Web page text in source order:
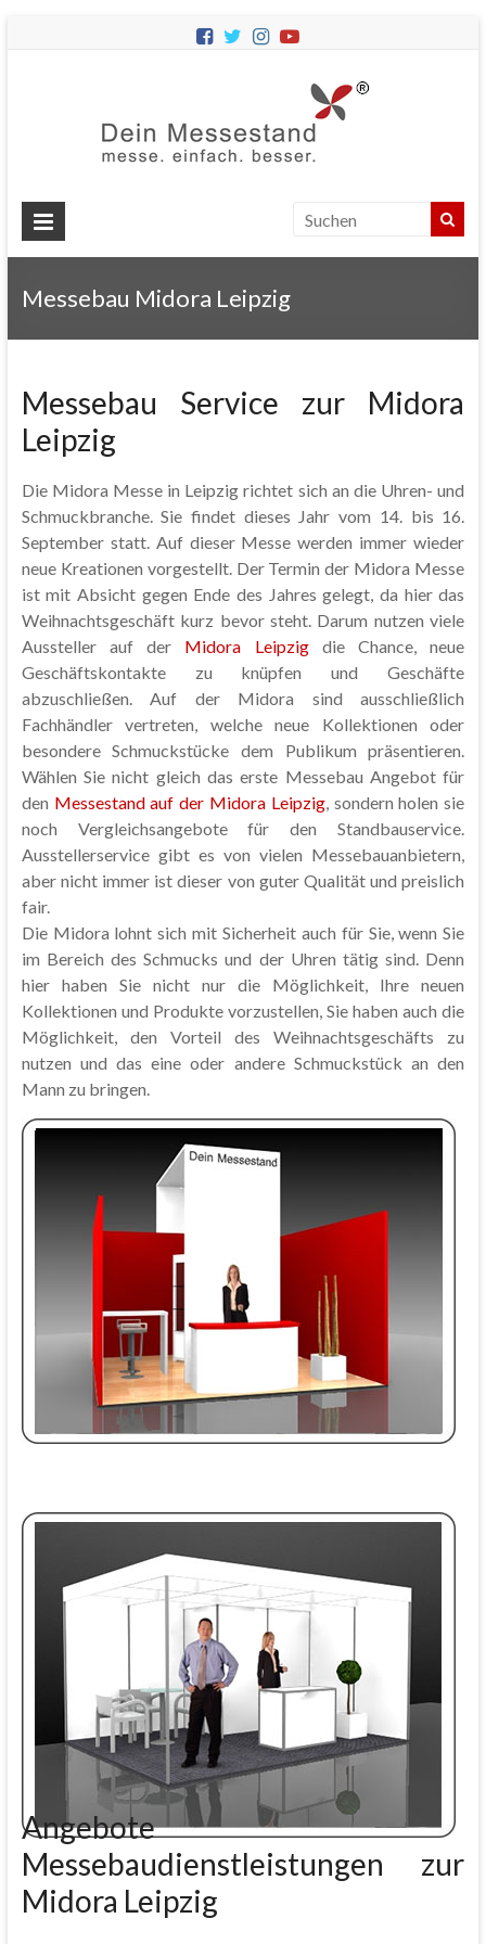
Messestände
für
Messebau Midora Leipzig
Messebau Service zur Midora
Leipzig
Die Midora Messe in Leipzig richtet sich an die Uhren- und
Schmuckbranche. Sie findet dieses Jahr vom 14. bis 16.
September statt. Auf dieser Messe werden immer wieder
neue Kreationen vorgestellt. Der Termin der Midora Messe
ist mit Absicht gegen Ende des Jahres gelegt, da hier das
Weihnachtsgeschäft kurz bevor steht. Darum nutzen viele
Aussteller auf der Midora Leipzigdie Chance, neue
Geschäftskontakte zu knüpfen und Geschäfte
abzuschließen. Auf der Midora sind ausschließlich
Fachhändler vertreten, welche neue Kollektionen oder
besondere Schmuckstücke dem Publikum präsentieren.
Wählen Sie nicht gleich das erste Messebau Angebot für
den Messestand auf der Midora Leipzig, sondern holen sie
noch Vergleichsangebote für den Standbauservice.
Ausstellerservice gibt es von vielen Messebauanbietern,
aber nicht immer ist dieser von guter Qualität und preislich
fair.
Die Midora lohnt sich mit Sicherheit auch für Sie, wenn Sie
im Bereich des Schmucks und der Uhren tätig sind. Denn
hier haben Sie nicht nur die Möglichkeit, Ihre neuen
Kollektionen und Produkte vorzustellen, Sie haben auch die
Möglichkeit, den Vorteil des Weihnachtsgeschäfts zu
nutzen und das eine oder andere Schmuckstück an den
Mann zu bringen.
Angebote
Messebaudienstleistungen zur
Midora Leipzig